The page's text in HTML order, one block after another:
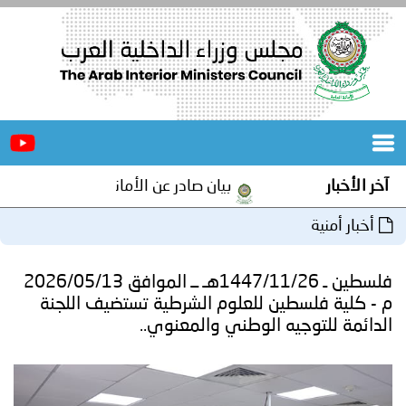
الرئيسية
المكاتب
المجلس
مؤتمرات
وجهود
آخر الأخبار بيان صادر عن الأمانة العامة لمجلس
أخبار أمنية
فلسطين ـ 1447/11/26هـ ــ الموافق 2026/05/13
م - كلية فلسطين للعلوم الشرطية تستضيف اللجنة
الدائمة للتوجيه الوطني والمعنوي..